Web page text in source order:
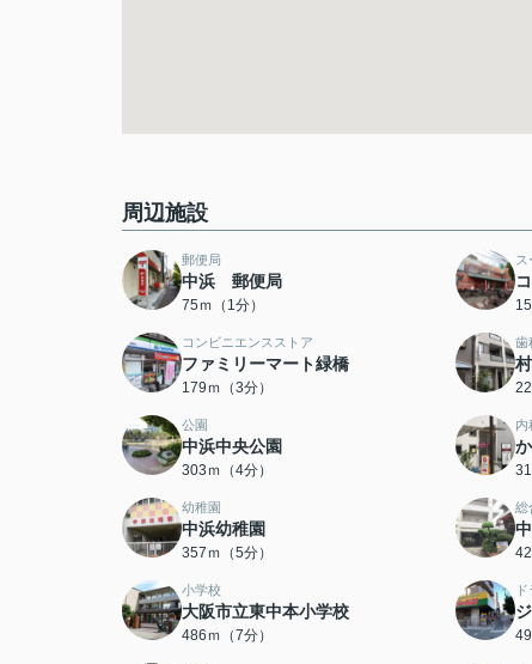
周辺施設
郵便局
中浜 郵便局
75ｍ（1分）
ス
コンビニエンスストア
ファミリーマート緑橋
179ｍ（3分）
歯
公園
中浜中央公園
303ｍ（4分）
内
幼稚園
中浜幼稚園
357ｍ（5分）
総
小学校
大阪市立東中本小学校
486ｍ（7分）